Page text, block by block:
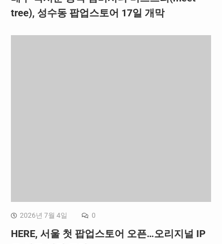
tree), 성수동 팝업스토어 17일 개막
2026년 7월 4일 0
HERE, 서울 첫 팝업스토어 오픈…오리지널 IP